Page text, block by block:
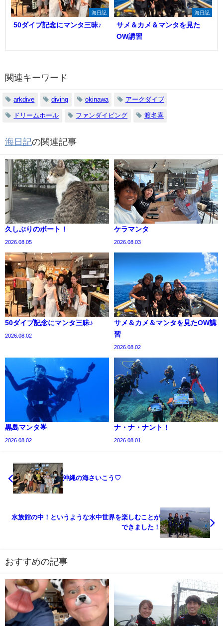
海日記
50ダイブ記念にマンタ三昧♪
海日記
サメ＆カメ＆マンタを見た
OW講習
関連キーワード
arkdive diving okinawa アークダイブ
ドリームホール ファンダイビング 渡名喜
海日記の関連記事
久しぶりのボート！
2026.08.05
ケラマンタ
2026.08.03
50ダイブ記念にマンタ三昧♪
2026.08.02
サメ＆カメ＆マンタを見たOW講
習
2026.08.02
黒島マンタ🌟
2026.08.02
ナ・ナ・ナント！
2026.08.01
沖縄の海さいこう♡
水族館の中！というような水中世界を楽しむことが
できました！
おすすめの記事